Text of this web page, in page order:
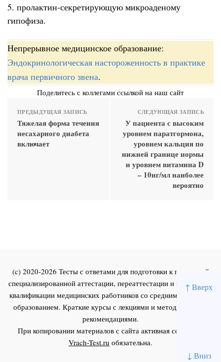
↑ Вверх
↓ Вниз
5. пролактин-секретирующую микроаденому
гипофиза.
Непрерывное медицинское образование:
Эндокринологическая настороженность в практике
врача первичного звена.
Поделитесь с коллегами ссылкой на наш сайт
ПРЕДЫДУЩАЯ ЗАПИСЬ
Тяжелая форма течения
несахарного диабета
включает
СЛЕДУЮЩАЯ ЗАПИСЬ
У пациента с высоким
уровнем паратгормона,
уровнем кальция по
нижней границе нормы
и уровнем витамина D
– 10нг/мл наиболее
вероятно
(c) 2020-2026 Тесты с ответами для подготовки к первичной
специализированной аттестации, переаттестации и повышения
квалификации медицинских работников со средним и высшим
образованием. Краткие курсы с лекциями и методическими
рекомендациями.
При копировании материалов с сайта активная ссылка на
Vrach-Test.ru обязательна.